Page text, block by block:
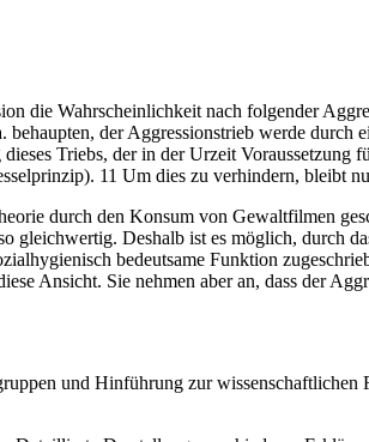
die Wahrscheinlichkeit nach folgender
der Aggressionstrieb werde
Triebs, der in der Urzeit Voraussetzung
11 Um dies zu verhindern, bleibt
durch den Konsum von Gewaltfilmen
gleichwertig. Deshalb ist es möglich,
bedeutsame Funktion
Ansicht. Sie nehmen aber an, dass der
und Hinführung zur